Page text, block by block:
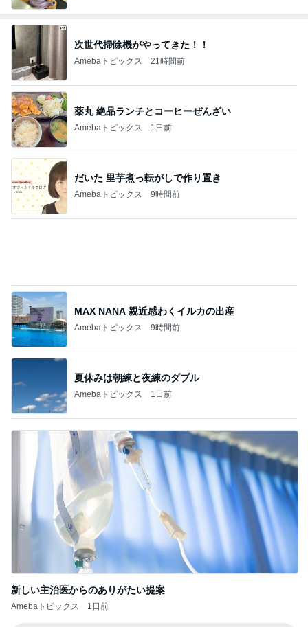
次世代掃除機がやってきた！！
Amebaトピックス 21時間前
薬丸 絶品ランチとコーヒーぜんざい
Amebaトピックス 1日前
だいた 里芋煮っ転がしで作り置き
Amebaトピックス 9時間前
夏休みは朝練と夜練のダブル
Amebaトピックス 1日前
新しい主治医からのありがたい提案
Amebaトピックス 1日前
記事を読む